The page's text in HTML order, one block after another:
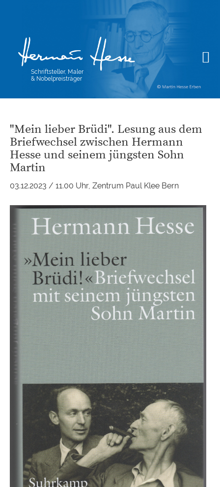
Schriftsteller, Maler
& Nobelpreisträger
"Mein lieber Brüdi". Lesung aus dem
Briefwechsel zwischen Hermann
Hesse und seinem jüngsten Sohn
Martin
03.12.2023 / 11.00 Uhr, Zentrum Paul Klee Bern